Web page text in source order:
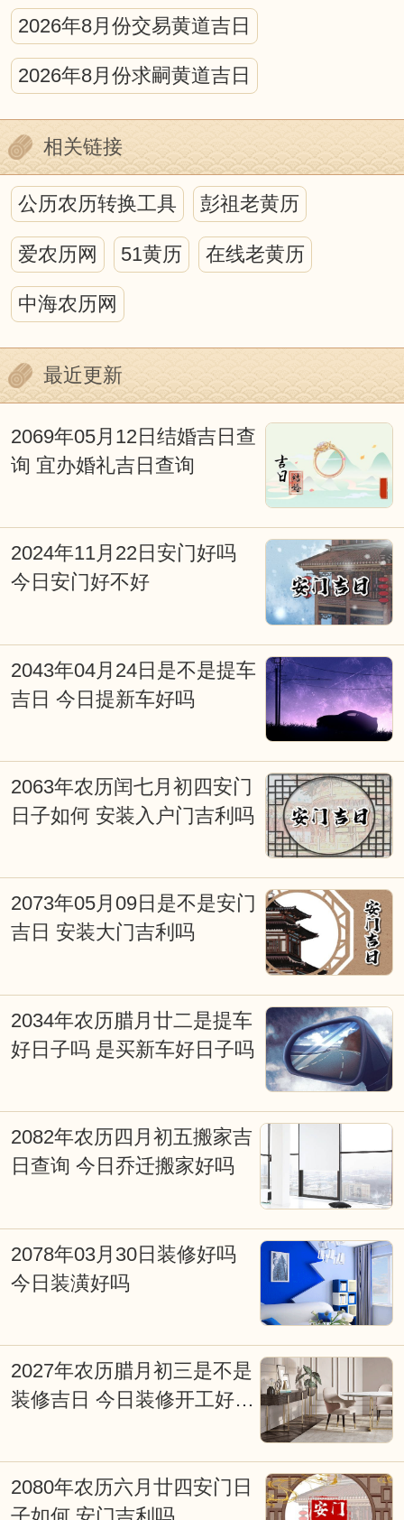
在日、月、星的运动中，蕴藏着万物消长
的规律，寓含着深奥的物候原理。因此，
在研究人与自然的关系中，离不开日月星
的运行，而中国古代的历法正是为这种研
究，提供了最好的时空背景。
历法上的吉凶之说虽然充满迷信色
哲学、天文、地理、自然生态等诸多方面
丰富的内涵，并蕴藏着人们如何顺应自然
含的心理因素。迷信附会和不加分析的批
判都是不可取的，我们今天以科学态度去
深入探究它，对阐明我国古代传统文化应
会有所裨益。
日子择吉日，本站是免费择日网。择日是
我国古文化的重要组成部分，从战争、文
化活动、皇家礼祭，道家佛家的各种活
动，都和择吉日有着极大的关系。俗话
说：得天时得地利，天时地利人和；子靠
出生，女靠行嫁；发福由地脉，催福出良
辰；不得真龙得日月，也是富贵旺人家等
等。古时人们就是通过计算太阳、月亮等
星球对不同地域的影响，所产生不同的吉
凶效应。择日是求得天时气运的助力，是
造福的重要手段。择吉日在涉及诸如结婚
嫁娶择日、修造动土择日、入宅搬家择
日、开张开业择日、生儿育女交合求嗣择
吉日等重大事项时，必须选择吉日吉时，
从而达到趋吉避凶、福自天降、荣华富
贵，因些择吉日非常重要。老式挂历、老
信息，特别提醒一些贪图方便的网友，不
能看见老黄历上写着宜嫁娶便定下终身大
事吉期。因为，这天对大多数人来说是吉
日，而对您来说可能会不太合适。因此，
对于重要的事情还是要针对自已进行专业
择吉日而行事会更好点，择吉日网的在线
择日查询系统能为您解忧并永久免费开
放。
2026年8月份交易黄道吉日
2026年8月份求嗣黄道吉日
相关链接
公历农历转换工具 彭祖老黄历
爱农历网 51黄历 在线老黄历
中海农历网
最近更新
2069年05月12日结婚吉日查
询 宜办婚礼吉日查询
2024年11月22日安门好吗
今日安门好不好
2043年04月24日是不是提车
吉日 今日提新车好吗
2063年农历闰七月初四安门
日子如何 安装入户门吉利吗
2073年05月09日是不是安门
吉日 安装大门吉利吗
2034年农历腊月廿二是提车
好日子吗 是买新车好日子吗
2082年农历四月初五搬家吉
日查询 今日乔迁搬家好吗
2078年03月30日装修好吗
今日装潢好吗
2027年农历腊月初三是不是
装修吉日 今日装修开工好不
2080年农历六月廿四安门日